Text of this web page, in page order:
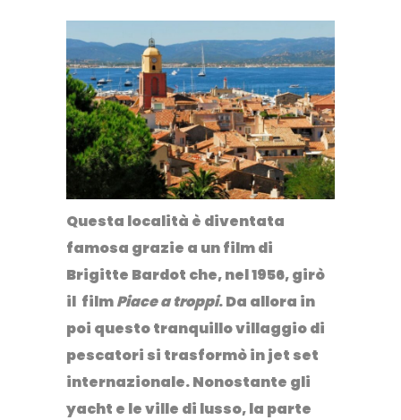
Questa località è diventata
famosa grazie a un film di
Brigitte Bardot che, nel 1956, girò
il filmPiace a troppi. Da allora in
poi questo tranquillo villaggio di
pescatori si trasformò in jet set
internazionale. Nonostante gli
yacht e le ville di lusso, la parte